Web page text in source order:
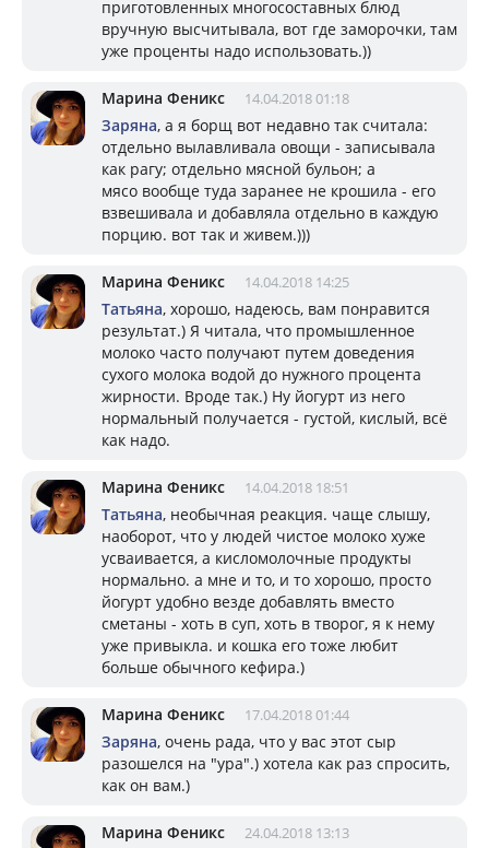
приготовленных многосоставных блюд
вручную высчитывала, вот где заморочки, там
уже проценты надо использовать.))
Марина Феникс 14.04.2018 01:18
Заряна, а я борщ вот недавно так считала:
отдельно вылавливала овощи - записывала
как рагу; отдельно мясной бульон; а
мясо вообще туда заранее не крошила - его
взвешивала и добавляла отдельно в каждую
порцию. вот так и живем.)))
Марина Феникс 14.04.2018 14:25
Татьяна, хорошо, надеюсь, вам понравится
результат.) Я читала, что промышленное
молоко часто получают путем доведения
сухого молока водой до нужного процента
жирности. Вроде так.) Ну йогурт из него
нормальный получается - густой, кислый, всё
как надо.
Марина Феникс 14.04.2018 18:51
Татьяна, необычная реакция. чаще слышу,
наоборот, что у людей чистое молоко хуже
усваивается, а кисломолочные продукты
нормально. а мне и то, и то хорошо, просто
йогурт удобно везде добавлять вместо
сметаны - хоть в суп, хоть в творог, я к нему
уже привыкла. и кошка его тоже любит
больше обычного кефира.)
Марина Феникс 17.04.2018 01:44
Заряна, очень рада, что у вас этот сыр
разошелся на "ура".) хотела как раз спросить,
как он вам.)
Марина Феникс 24.04.2018 13:13